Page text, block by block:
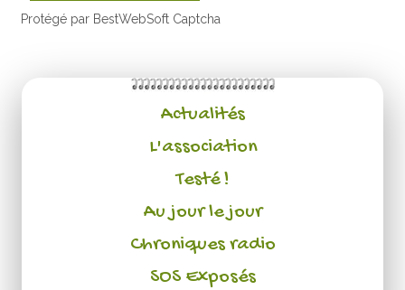
Protégé par BestWebSoft Captcha
Actualités
L'association
Testé !
Au jour le jour
Chroniques radio
SOS Exposés